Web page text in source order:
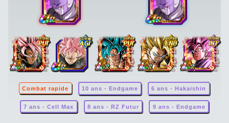
Combat rapide 10 ans - Endgame 6 ans - Hakaishin
7 ans - Cell Max 8 ans - RZ Futur 9 ans - Endgame